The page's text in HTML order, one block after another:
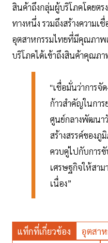
สินค้าถึงกลุ่มผู้บริโภคโดยตร
ทางหนึ่ง รวมถึงสร้างความ
อุตสาหกรรมไทยที่มีคุณภาพ
บริโภคได้เข้าถึงสินค้าคุณภา
"เชื่อมั่นว่าการจั
ก้าวสำคัญในกา
ศูนย์กลางพัฒนา
สร้างสรรค์ของภู
ควบคู่ไปกับการ
เศรษฐกิจให้สาม
เนื่อง”
แท็กที่เกี่ยวข้อง อุตสา